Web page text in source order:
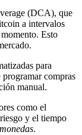
(DCA), que
a intervalos
Esto
para
compras
manual.
como el
y el tiempo
.